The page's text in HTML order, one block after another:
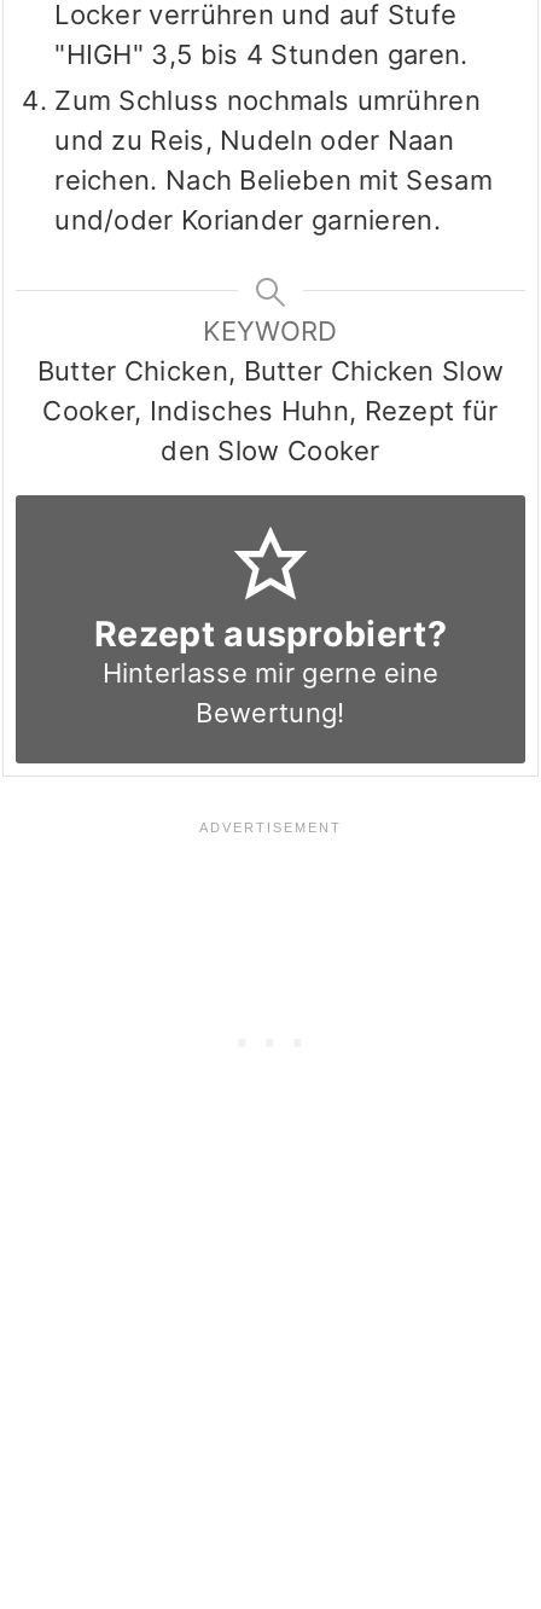
Locker verrühren und auf Stufe
"HIGH" 3,5 bis 4 Stunden garen.
Zum Schluss nochmals umrühren
und zu Reis, Nudeln oder Naan
reichen. Nach Belieben mit Sesam
und/oder Koriander garnieren.
KEYWORD
Butter Chicken, Butter Chicken Slow
Cooker, Indisches Huhn, Rezept für
den Slow Cooker
Rezept ausprobiert?
Hinterlasse mir gerne eine
Bewertung!